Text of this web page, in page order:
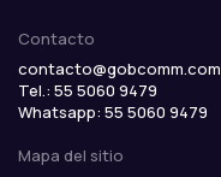
Contacto
contacto@gobcomm.com
Tel.: 55 5060 9479
Whatsapp: 55 5060 9479
Mapa del sitio